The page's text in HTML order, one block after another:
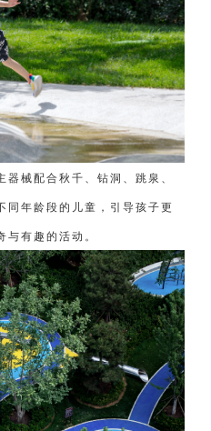
器械配合秋千、钻洞、跳泉、
同年龄段的儿童，引导孩子更
与有趣的活动。